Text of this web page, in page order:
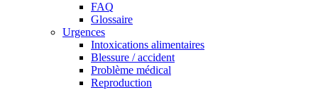
FAQ
Glossaire
Urgences
Intoxications alimentaires
Blessure / accident
Problème médical
Reproduction